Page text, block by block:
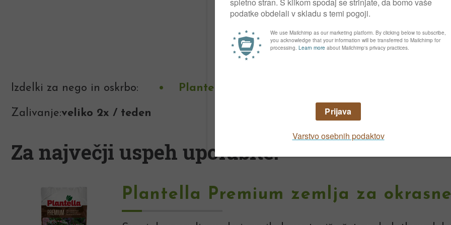
Težave
Izdelki za nego in oskrbo: Plantella Premium zemlja za okrasne rastline
Zalivanje:veliko 2x / teden
Za največji uspeh uporabite:
Plantella Premium zemlja za